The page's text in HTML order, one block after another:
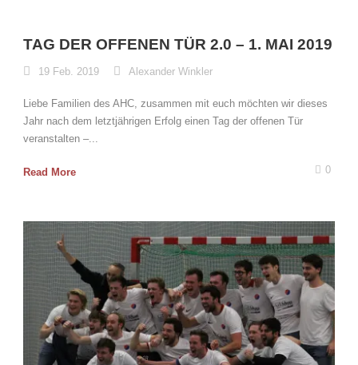
TAG DER OFFENEN TÜR 2.0 – 1. MAI 2019
19 Feb. 2019 Alexander Winkler
Liebe Familien des AHC, zusammen mit euch möchten wir dieses
Jahr nach dem letztjährigen Erfolg einen Tag der offenen Tür
veranstalten –...
Read More 0